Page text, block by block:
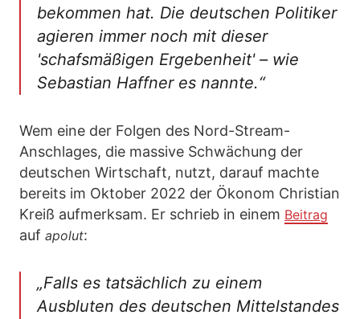
bekommen hat. Die deutschen Politiker
agieren immer noch mit dieser
'schafsmäßigen Ergebenheit' – wie
Sebastian Haffner es nannte.“
Wem eine der Folgen des Nord-Stream-
Anschlages, die massive Schwächung der
deutschen Wirtschaft, nutzt, darauf machte
bereits im Oktober 2022 der Ökonom Christian
Kreiß aufmerksam. Er schrieb in einem Beitrag
auf apolut:
„Falls es tatsächlich zu einem
Ausbluten des deutschen Mittelstandes